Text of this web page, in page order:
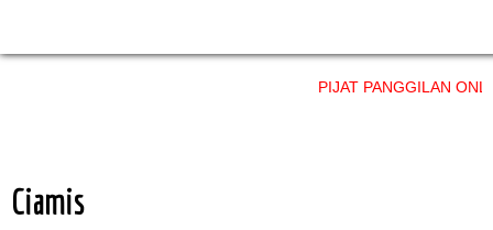
PIJAT PANGGILAN
Ciamis